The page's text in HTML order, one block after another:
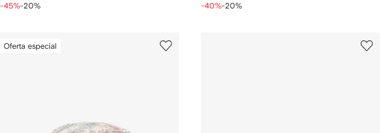
-45%-20% -40%-20%
Oferta especial